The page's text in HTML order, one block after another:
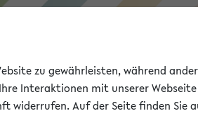
eKVV
zu gewährleisten, während
Interaktionen mit unserer
widerrufen. Auf der Seite finden Sie